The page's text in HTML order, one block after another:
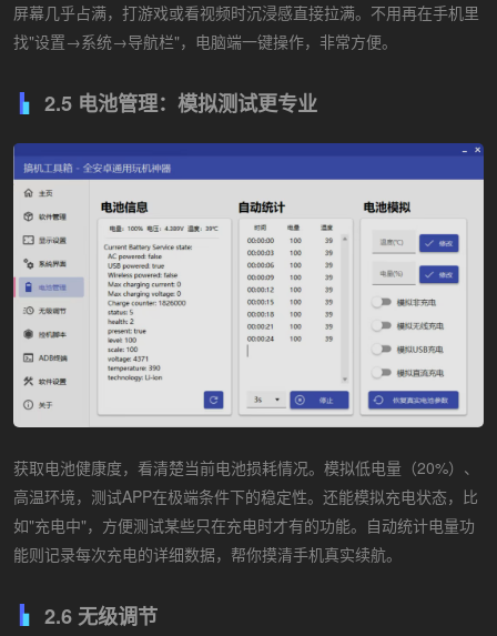
屏幕几乎占满，打游戏或看视频时沉浸感直接拉满。不用再在手机里
找"设置→系统→导航栏"，电脑端一键操作，非常方便。
2.5 电池管理：模拟测试更专业
获取电池健康度，看清楚当前电池损耗情况。模拟低电量（20%）、
高温环境，测试APP在极端条件下的稳定性。还能模拟充电状态，比
如"充电中"，方便测试某些只在充电时才有的功能。自动统计电量功
能则记录每次充电的详细数据，帮你摸清手机真实续航。
2.6 无级调节